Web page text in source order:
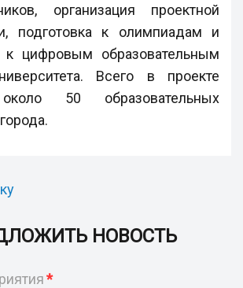
организация проектной
подготовка к олимпиадам и
к цифровым образовательным
Всего в проекте
50 образовательных
НОВОСТЬ
*